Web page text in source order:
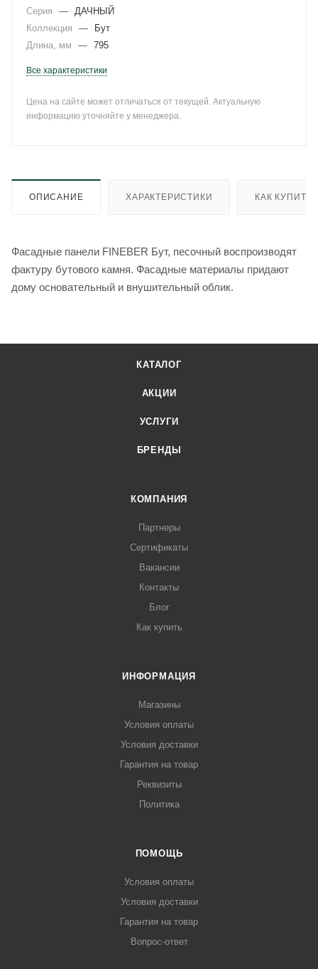
Серия
—
ДАЧНЫЙ
Коллекция
—
Бут
Длина, мм
— 795
Все характеристики
Цена на сайте может отличаться от текущей. Актуальную
информацию уточняйте у менеджера.
ОПИСАНИЕ ХАРАКТЕРИСТИКИ КАК КУПИТЬ
Фасадные панели FINEBER Бут, песочный воспроизводят
фактуру бутового камня. Фасадные материалы придают
дому основательный и внушительный облик.
КАТАЛОГ
АКЦИИ
УСЛУГИ
БРЕНДЫ
КОМПАНИЯ
Партнеры
Сертификаты
Вакансии
Контакты
Блог
Как купить
ИНФОРМАЦИЯ
Магазины
Условия оплаты
Условия доставки
Гарантия на товар
Реквизиты
Политика
ПОМОЩЬ
Условия оплаты
Условия доставки
Гарантия на товар
Вопрос-ответ